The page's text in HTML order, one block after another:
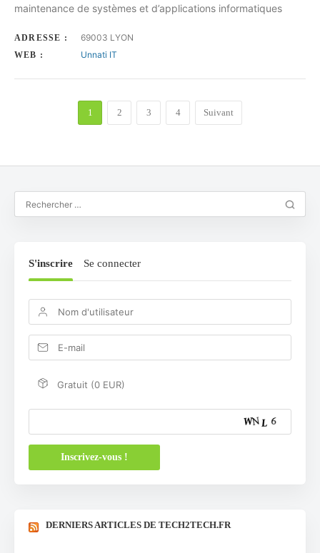
maintenance de systèmes et d’applications informatiques
ADRESSE : 69003 LYON
WEB : Unnati IT
1 2 3 4 Suivant
S'inscrire Se connecter
Gratuit (0 EUR)
DERNIERS ARTICLES DE TECH2TECH.FR